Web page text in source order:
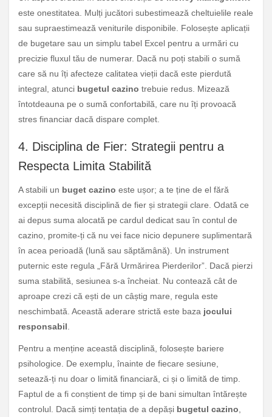
este onestitatea. Mulți jucători subestimează cheltuielile reale
sau supraestimează veniturile disponibile. Folosește aplicații
de bugetare sau un simplu tabel Excel pentru a urmări cu
precizie fluxul tău de numerar. Dacă nu poți stabili o sumă
care să nu îți afecteze calitatea vieții dacă este pierdută
integral, atunci bugetul cazino trebuie redus. Mizează
întotdeauna pe o sumă confortabilă, care nu îți provoacă
stres financiar dacă dispare complet.
4. Disciplina de Fier: Strategii pentru a
Respecta Limita Stabilită
A stabili un buget cazino este ușor; a te ține de el fără
excepții necesită disciplină de fier și strategii clare. Odată ce
ai depus suma alocată pe cardul dedicat sau în contul de
cazino, promite-ți că nu vei face nicio depunere suplimentară
în acea perioadă (lună sau săptămână). Un instrument
puternic este regula „Fără Urmărirea Pierderilor”. Dacă pierzi
suma stabilită, sesiunea s-a încheiat. Nu contează cât de
aproape crezi că ești de un câștig mare, regula este
neschimbată. Această aderare strictă este baza jocului
responsabil
Pentru a menține această disciplină, folosește bariere
psihologice. De exemplu, înainte de fiecare sesiune,
setează-ți nu doar o limită financiară, ci și o limită de timp.
Faptul de a fi conștient de timp și de bani simultan întărește
controlul. Dacă simți tentația de a depăși bugetul cazino,